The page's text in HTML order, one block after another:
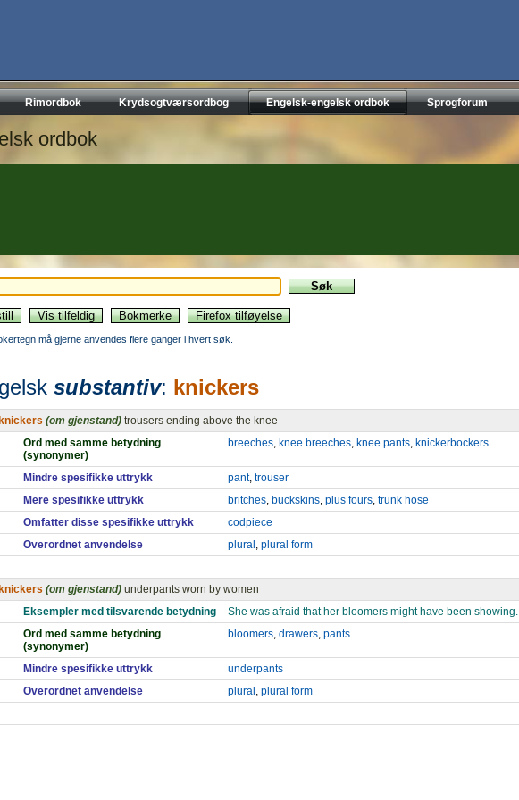
Rimordbok Krydsogtværsordbog Engelsk-engelsk ordbok Sprogforum
ordbok
må gjerne anvendes flere ganger i hvert søk.
substantiv: knickers
knickers (om gjenstand) trousers ending above the knee
Ord med samme betydning
(synonymer)
breeches, knee breeches, knee pants, knickerbockers
Mindre spesifikke uttrykk pant, trouser
Mere spesifikke uttrykk
britches, buckskins, plus fours, trunk hose
Omfatter disse spesifikke uttrykk
codpiece
Overordnet anvendelse
plural , plural form
knickers (om gjenstand) underpants worn by women
Eksempler med tilsvarende betydning
She was afraid that her bloomers might have been showing.
Ord med samme betydning
(synonymer)
bloomers, drawers, pants
Mindre spesifikke uttrykk
underpants
Overordnet anvendelse
plural , plural form